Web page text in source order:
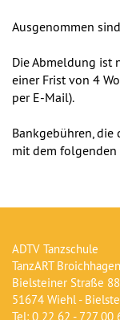
Ausgenommen
Die Abmeldung ist
einer Frist von 4
per E-Mail).
Bankgebühren, die
mit dem folgenden
ADTV Tanzschule
TanzART Broichhagen
Bielsteiner Straße 88
51674 Wiehl -
Tel: 0 22 62 - 727 00